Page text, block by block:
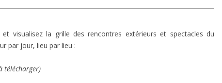
LIBRAIRIES
et visualisez la grille des rencontres extérieurs et spectacles du
par jour, lieu par lieu :
télécharger)